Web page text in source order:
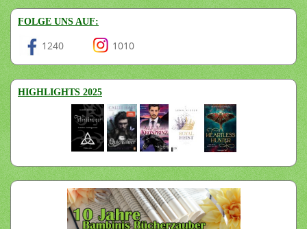
FOLGE UNS AUF:
1240 1010
HIGHLIGHTS 2025